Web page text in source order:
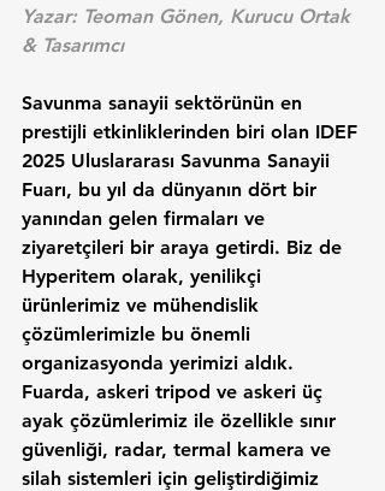
Yazar: Teoman Gönen, Kurucu Ortak
& Tasarımcı
Savunma sanayii sektörünün en
prestijli etkinliklerinden biri olan IDEF
2025 Uluslararası Savunma Sanayii
Fuarı, bu yıl da dünyanın dört bir
yanından gelen firmaları ve
ziyaretçileri bir araya getirdi. Biz de
Hyperitem olarak, yenilikçi
ürünlerimiz ve mühendislik
çözümlerimizle bu önemli
organizasyonda yerimizi aldık.
Fuarda, askeri tripod ve askeri üç
ayak çözümlerimiz ile özellikle sınır
güvenliği, radar, termal kamera ve
silah sistemleri için geliştirdiğimiz